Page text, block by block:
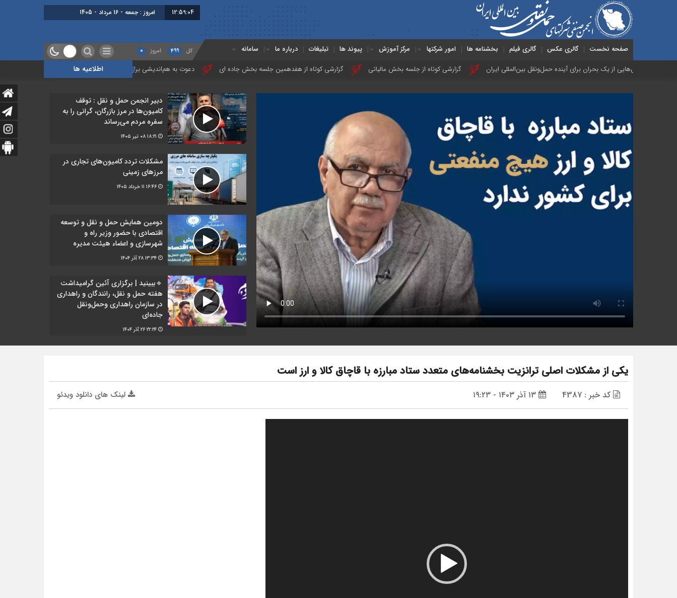
12:59:05 امروز : جمعه - 16 مرداد - 1405
صفحه نخست گالری عکس گالری فیلم بخشنامه ها امور شرکتها مرکز آموزش پیوند ها تبلیغات درباره ما سامانه کل 499 امروز 0
اطلاعیه ها از یک بحران برای آینده حمل‌ونقل بین‌المللی ایران گزارشی کوتاه از جلسه بخش مالیاتی گزارشی کوتاه از هفدهمین جلسه بخش جاده ای دعوت به هم‌اندیشی برای تقویت تاب‌آوری حمل‌ونقل و لجستیک کشور
دبیر انجمن حمل‌ و نقل : توقف
کامیون‌ها در مرز بازرگان، گرانی را به
سفره مردم می‌رساند
۰۸ تیر ۱۴۰۵
مشکلات تردد کامیون‌های تجاری در
مرز‌های زمینی
۱۶:۴۶ ۱۱ خرداد ۱۴۰۵
دومین همایش حمل و نقل و توسعه
اقتصادی با حضور وزیر راه و
شهرسازی و اعضاء هیئت مدیره
۱۳:۳۴ ۲۸ آذر ۱۴۰۴
🔹ببینید | برگزاری آئین گرامیداشت
هفته حمل و نقل، رانندگان و راهداری
در سازمان راهداری وحمل‌ونقل
جاده‌ای
۲۲:۲۴ ۲۶ آذر ۱۴۰۴
یکی از مشکلات اصلی ترانزیت بخشنامه‌های متعدد ستاد مبارزه با قاچاق کالا و ارز است
کد خبر : 4387 لینک های دانلود ویدئو